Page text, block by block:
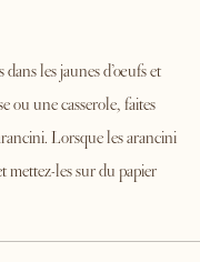
dans les jaunes d’œufs et
ou une casserole, faites
Lorsque les arancini
mettez-les sur du papier